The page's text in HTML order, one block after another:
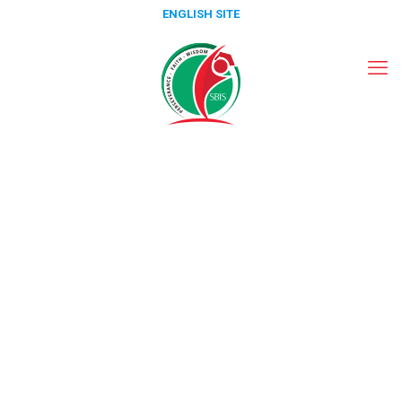
ENGLISH SITE